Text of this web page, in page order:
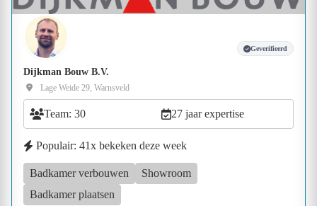
Geverifieerd
Dijkman Bouw B.V.
Lage Weide 29, Warnsveld
Team: 30 27 jaar expertise
Populair: 41x bekeken deze week
Badkamer verbouwen
Showroom
Badkamer plaatsen